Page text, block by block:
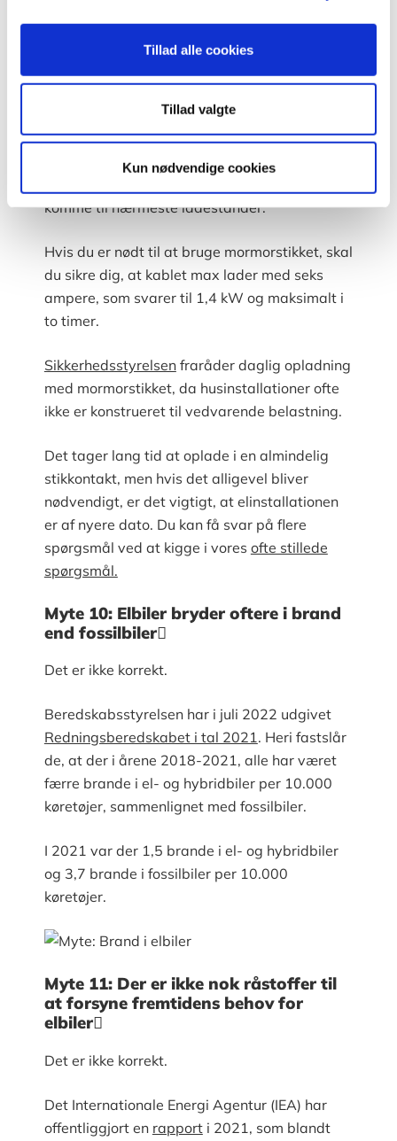
Tillad alle cookies
Tillad valgte
Kun nødvendige cookies
Myte 9: Jeg kan altid bruge
mormorstikket til at oplade min elbil i
en almindelig stikkontakt
Det er ikke korrekt.
Mormorstikket er en nødløsning, som kan
komme til nærmeste ladestander.
Hvis du er nødt til at bruge mormorstikket, skal
du sikre dig, at kablet max lader med seks
ampere, som svarer til 1,4 kW og maksimalt i
to timer.
Sikkerhedsstyrelsenfraråder daglig opladning
med mormorstikket, da husinstallationer ofte
ikke er konstrueret til vedvarende belastning.
Det tager lang tid at oplade i en almindelig
stikkontakt, men hvis det alligevel bliver
nødvendigt, er det vigtigt, at elinstallationen
er af nyere dato. Du kan få svar på flere
spørgsmål ved at kigge i vores ofte stillede
spørgsmål.
Myte 10: Elbiler bryder oftere i brand
end fossilbiler
Det er ikke korrekt.
Beredskabsstyrelsen har i juli 2022 udgivet
Redningsberedskabet i tal 2021. Heri fastslår
de, at der i årene 2018-2021, alle har været
færre brande i el- og hybridbiler per 10.000
køretøjer, sammenlignet med fossilbiler.
I 2021 var der 1,5 brande i el- og hybridbiler
og 3,7 brande i fossilbiler per 10.000
køretøjer.
Myte 11: Der er ikke nok råstoffer til
at forsyne fremtidens behov for
elbiler
Det er ikke korrekt.
Det Internationale Energi Agentur (IEA) har
offentliggjort en rapporti 2021, som blandt